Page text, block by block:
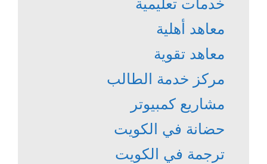
خدمات تعليمية
معاهد أهلية
معاهد تقوية
مركز خدمة الطالب
مشاريع كمبيوتر
حضانة في الكويت
ترجمة في الكويت